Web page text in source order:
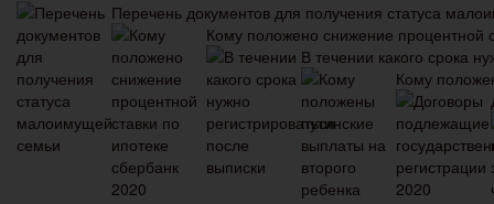
Перечень документов для получения статуса
Кому положено снижение процентной
В течении какого срока
Кому